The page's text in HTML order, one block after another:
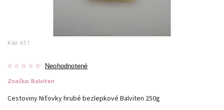
Kód: 657
Neohodnotené
Značka: Balviten
Cestoviny Niťovky hrubé bezlepkové Balviten 250g